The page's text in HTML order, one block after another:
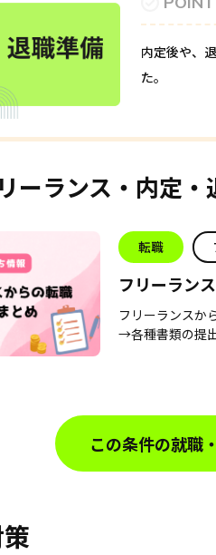
内定後や、
た。
ーランス・内定
転職
フリーラン
流れ
フリーランスか
→各種書類の提
この条件の就職